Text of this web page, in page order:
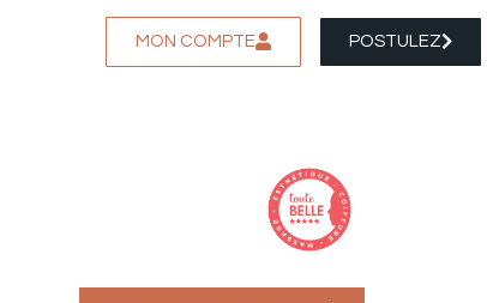
MON COMPTE POSTULEZ